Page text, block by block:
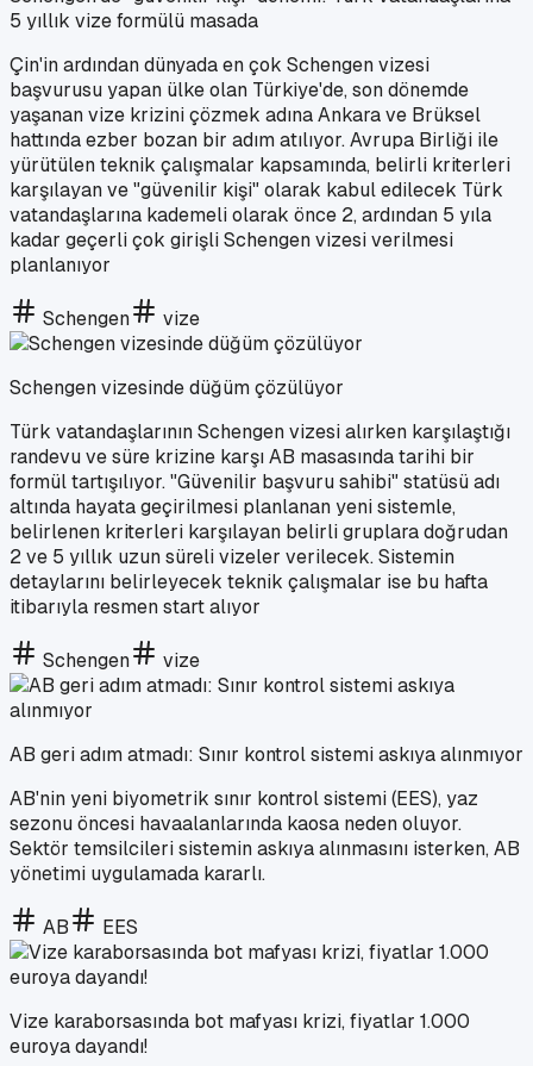
5 yıllık vize formülü masada
Çin'in ardından dünyada en çok Schengen vizesi
başvurusu yapan ülke olan Türkiye'de, son dönemde
yaşanan vize krizini çözmek adına Ankara ve Brüksel
hattında ezber bozan bir adım atılıyor. Avrupa Birliği ile
yürütülen teknik çalışmalar kapsamında, belirli kriterleri
karşılayan ve "güvenilir kişi" olarak kabul edilecek Türk
vatandaşlarına kademeli olarak önce 2, ardından 5 yıla
kadar geçerli çok girişli Schengen vizesi verilmesi
planlanıyor
Schengen vize
Schengen vizesinde düğüm çözülüyor
Türk vatandaşlarının Schengen vizesi alırken karşılaştığı
randevu ve süre krizine karşı AB masasında tarihi bir
formül tartışılıyor. "Güvenilir başvuru sahibi" statüsü adı
altında hayata geçirilmesi planlanan yeni sistemle,
belirlenen kriterleri karşılayan belirli gruplara doğrudan
2 ve 5 yıllık uzun süreli vizeler verilecek. Sistemin
detaylarını belirleyecek teknik çalışmalar ise bu hafta
itibarıyla resmen start alıyor
Schengen vize
AB geri adım atmadı: Sınır kontrol sistemi askıya alınmıyor
AB'nin yeni biyometrik sınır kontrol sistemi (EES), yaz
sezonu öncesi havaalanlarında kaosa neden oluyor.
Sektör temsilcileri sistemin askıya alınmasını isterken, AB
yönetimi uygulamada kararlı.
AB EES
Vize karaborsasında bot mafyası krizi, fiyatlar 1.000
euroya dayandı!